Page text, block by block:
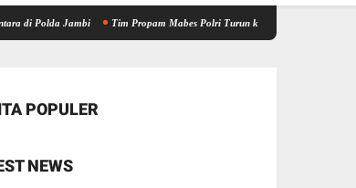
Jambi Tim Propam Mabes Polri Turun ke Jambi, Bantu Dalami Kasus
POPULER
NEWS